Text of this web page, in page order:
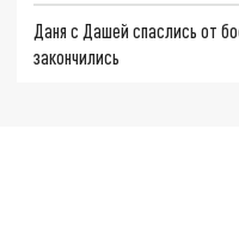
Даня с Дашей спаслись от
закончились